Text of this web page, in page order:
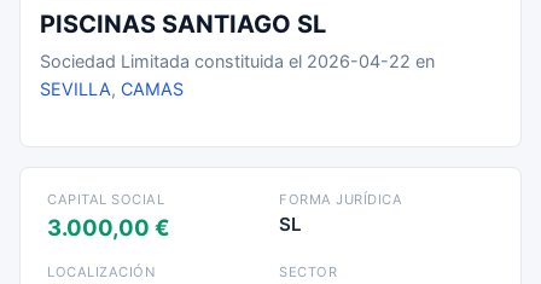
PISCINAS SANTIAGO SL
Sociedad Limitada constituida el 2026-04-22 en
SEVILLA, CAMAS
CAPITAL SOCIAL
3.000,00 €
FORMA JURÍDICA
SL
LOCALIZACIÓN SECTOR